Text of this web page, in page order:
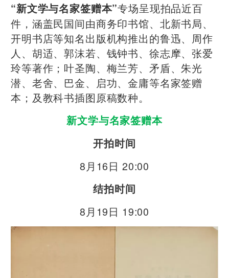
“新文学与名家签赠本”专场呈现拍品近百
件，涵盖民国间由商务印书馆、北新书局、
开明书店等知名出版机构推出的鲁迅、周作
人、胡适、郭沫若、钱钟书、徐志摩、张爱
玲等著作；叶圣陶、梅兰芳、矛盾、朱光
潜、老舍、巴金、启功、金庸等名家签赠
本；及教科书插图原稿数种。
新文学与名家签赠本
开拍时间
8月16日 20:00
结拍时间
8月19日 19:00